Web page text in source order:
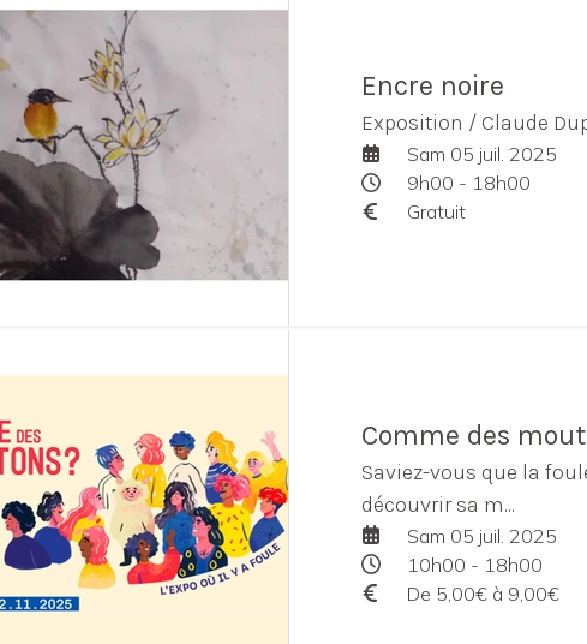
Encre noire
Exposition / Claude
Sam 05 juil. 2025
9h00 - 18h00
Gratuit
Comme des
Saviez-vous que la
découvrir sa m...
Sam 05 juil. 2025
10h00 - 18h00
De 5,00€ à 9,00€